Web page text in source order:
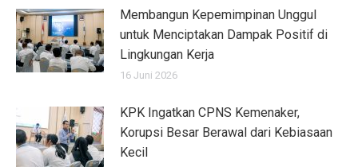
Membangun Kepemimpinan Unggul
untuk Menciptakan Dampak Positif di
Lingkungan Kerja
16 Juni 2026
KPK Ingatkan CPNS Kemenaker,
Korupsi Besar Berawal dari Kebiasaan
Kecil